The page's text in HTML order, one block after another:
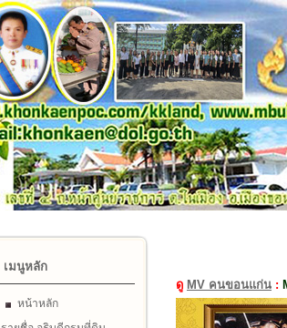
เมนูหลัก
หน้าหลัก
ดู MV คนขอนแก่น :